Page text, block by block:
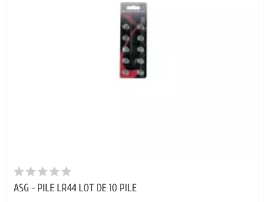
ASG - PILE LR44 LOT DE 10 PILE